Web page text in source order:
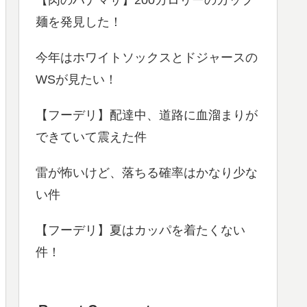
麺を発見した！
今年はホワイトソックスとドジャースの
WSが見たい！
【フーデリ】配達中、道路に血溜まりが
できていて震えた件
雷が怖いけど、落ちる確率はかなり少な
い件
【フーデリ】夏はカッパを着たくない
件！